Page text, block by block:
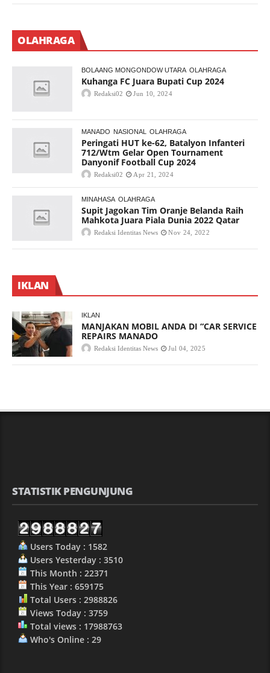
OLAHRAGA
BOLAANG MONGONDOW UTARA OLAHRAGA
Kuhanga FC Juara Bupati Cup 2024
Redaksi02 Jun 10, 2024
MANADO NASIONAL OLAHRAGA
Peringati HUT ke-62, Batalyon Infanteri
712/Wtm Gelar Open Tournament
Danyonif Football Cup 2024
Redaksi02 Apr 21, 2024
MINAHASA OLAHRAGA
Supit Jagokan Tim Oranje Belanda Raih
Mahkota Juara Piala Dunia 2022 Qatar
Redaksi Identitas News Nov 24, 2022
IKLAN
IKLAN
MANJAKAN MOBIL ANDA DI “CAR SERVICE
REPAIRS MANADO
Redaksi Identitas News Jul 04, 2025
STATISTIK PENGUNJUNG
Users Today : 1582
Users Yesterday : 3510
This Month : 22371
This Year : 659175
Total Users : 2988826
Views Today : 3759
Total views : 17988763
Who's Online : 29